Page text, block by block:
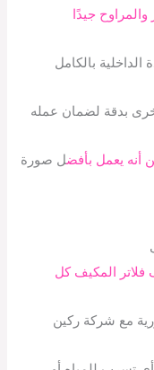
جيدًا
الداخلية بالكامل
بدقة لضمان عمله
أنه يعمل بأفضل صورة
المكيف كل
مع شركة ركين